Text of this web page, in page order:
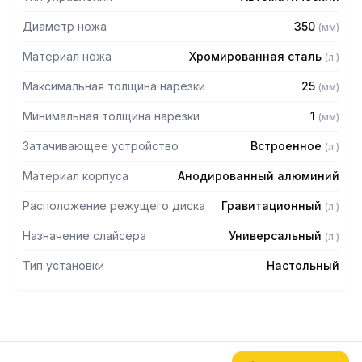
— Производительность 24-46 ломтиков/мин
— Ход каретки 365 мм
— Загрузочный лоток 430x320 мм
— Устройство для нарезки овощей
Диаметр ножа 350 (мм)
Материал ножа Хромированная сталь (л.)
Максимальная толщина нарезки 25 (мм)
Минимальная толщина нарезки 1 (мм)
Затачивающее устройство Встроенное (л.)
Материал корпуса Анодированный алюминий
Расположение режущего диска Гравитационный (л.)
Назначение слайсера Универсальный (л.)
Тип установки Настольный